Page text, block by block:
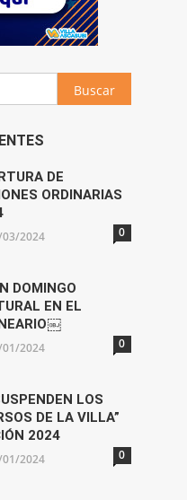
Buscar:
DE
ORDINARIAS
2024 0
DOMINGO
EN EL
01/2024 0
LOS
DE LA VILLA”
2024
2024 0